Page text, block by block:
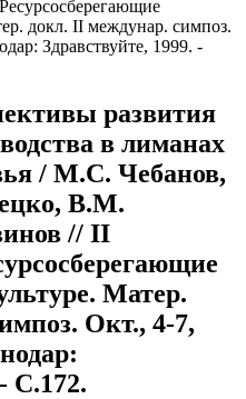
докл. II междунар. симпоз.
Здравствуйте, 1999. -
развития
в лиманах
/ М.С. Чебанов,
В.М.
// II
Матер.
Окт., 4-7,
С.172.